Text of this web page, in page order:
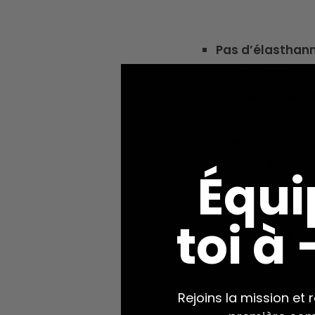
Pas
comme il faut.
Prêt pour les
Tu marches, il
Les couleurs
du fiable.
toi à
Rejoins la mission et